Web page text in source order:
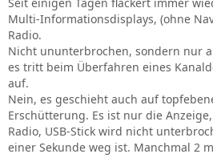
Multi-Informationsdisplays, (ohne
Radio.
Nicht ununterbrochen, sondern nur
es tritt beim Überfahren eines
auf.
Nein, es geschieht auch auf
Erschütterung. Es ist nur die
Radio, USB-Stick wird nicht
einer Sekunde weg ist. Manchmal 2